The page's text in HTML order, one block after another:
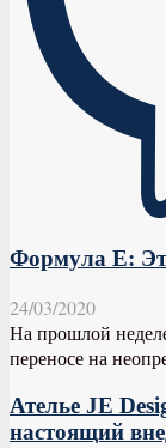
Формула Е:
24/03/2020
На прошлой
переносе на
Ателье JE
настоящий